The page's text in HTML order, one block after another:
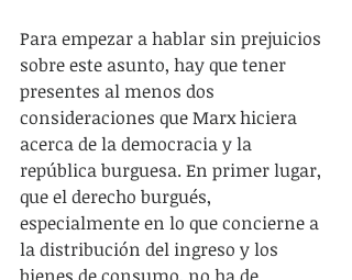
Para empezar a hablar sin prejuicios
sobre este asunto, hay que tener
presentes al menos dos
consideraciones que Marx hiciera
acerca de la democracia y la
república burguesa. En primer lugar,
que el derecho burgués,
especialmente en lo que concierne a
la distribución del ingreso y los